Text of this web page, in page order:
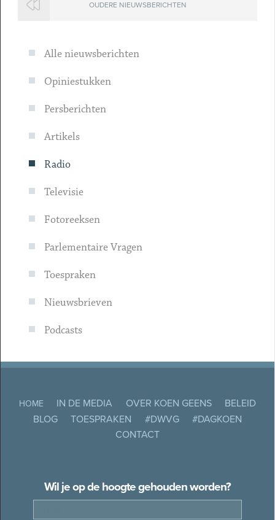
OUDERE NIEUWSBERICHTEN
Alle nieuwsberichten
Opiniestukken
Persberichten
Artikels
Radio
Televisie
Fotoreeksen
Parlementaire Vragen
Toespraken
Nieuwsbrieven
Podcasts
HOME IN DE MEDIA OVER KOEN GEENS
BELEID
BLOG
TOESPRAKEN #DWVG
#DAGKOEN
CONTACT
Wil je op de hoogte gehouden worden?